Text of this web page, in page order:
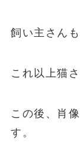
飼い主さん
これ以上猫
この後、肖
す。